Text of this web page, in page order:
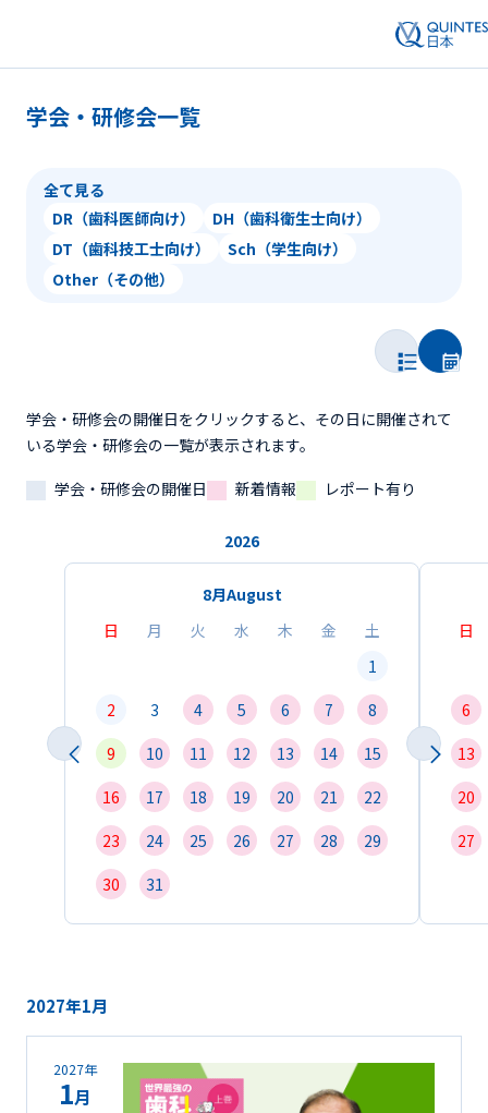
学会・研修会一覧
全て見る
DR（歯科医師向け）
DH（歯科衛生士向け）
DT（歯科技工士向け）
Sch（学生向け）
Other（その他）
学会・研修会の開催日をクリックすると、その日に開催されて
いる学会・研修会の一覧が表示されます。
学会・研修会の開催日
新着情報 レポート有り
2026
8月August
日
月 火 水 木 金
土
1
2
3 4 5 6 7
8
9
10 11 12 13 14
15
16
17 18 19 20 21
22
23
24 25 26 27 28
29
30
31
日
6
13
20
27
2027年1月
2027年
1月